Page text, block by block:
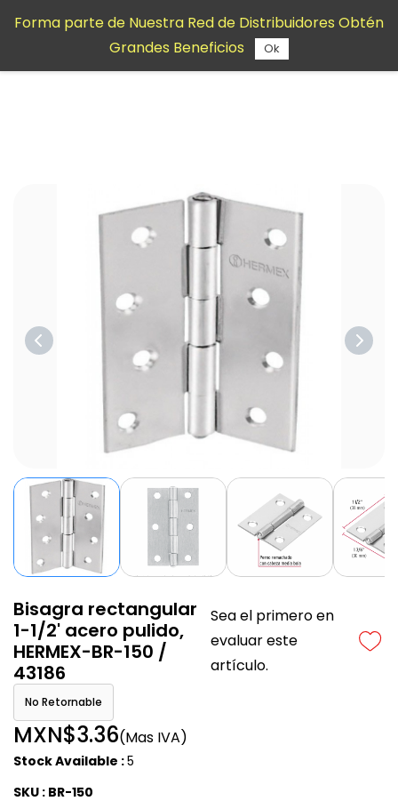
contenido
Bisagra rectangular
1-1/2' acero pulido,
HERMEX-BR-150 /
43186
Sea el primero en
evaluar este
artículo.
No Retornable
MXN$3.36(Mas IVA)
Stock Available :5
SKU : BR-150
Forma parte de Nuestra Red de Distribuidores Obtén
Grandes Beneficios
Ok